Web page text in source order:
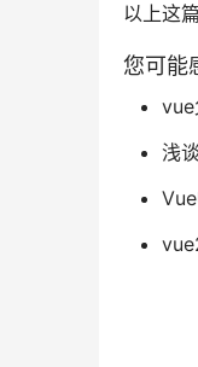
以上这
您可能
vue
浅